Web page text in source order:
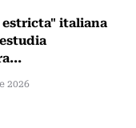
estricta" italiana
2026